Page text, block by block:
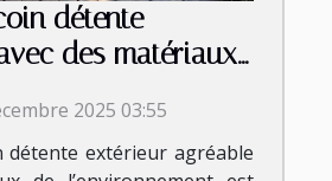
détente
des matériaux
2025 03:55
détente extérieur agréable